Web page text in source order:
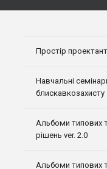
Простір
Навчальні
блискавкозахисту
Альбоми типових
рішень ver. 2.0
Альбоми типових